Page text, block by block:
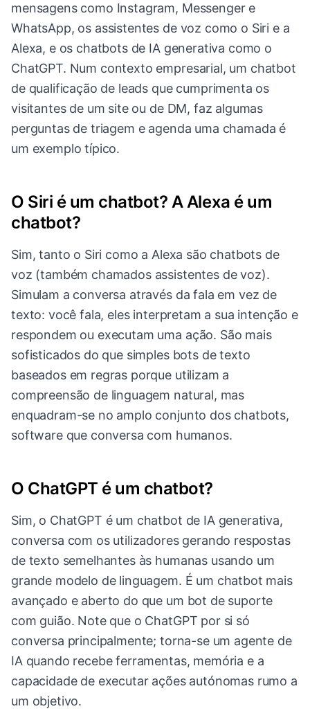
mensagens como Instagram, Messenger e
WhatsApp, os assistentes de voz como o Siri e a
Alexa, e os chatbots de IA generativa como o
ChatGPT. Num contexto empresarial, um chatbot
de qualificação de leads que cumprimenta os
visitantes de um site ou de DM, faz algumas
perguntas de triagem e agenda uma chamada é
um exemplo típico.
O Siri é um chatbot? A Alexa é um
chatbot?
Sim, tanto o Siri como a Alexa são chatbots de
voz (também chamados assistentes de voz).
Simulam a conversa através da fala em vez de
texto: você fala, eles interpretam a sua intenção e
respondem ou executam uma ação. São mais
sofisticados do que simples bots de texto
baseados em regras porque utilizam a
compreensão de linguagem natural, mas
enquadram-se no amplo conjunto dos chatbots,
software que conversa com humanos.
O ChatGPT é um chatbot?
Sim, o ChatGPT é um chatbot de IA generativa,
conversa com os utilizadores gerando respostas
de texto semelhantes às humanas usando um
grande modelo de linguagem. É um chatbot mais
avançado e aberto do que um bot de suporte
com guião. Note que o ChatGPT por si só
conversa principalmente; torna-se um agente de
IA quando recebe ferramentas, memória e a
capacidade de executar ações autónomas rumo a
um objetivo.